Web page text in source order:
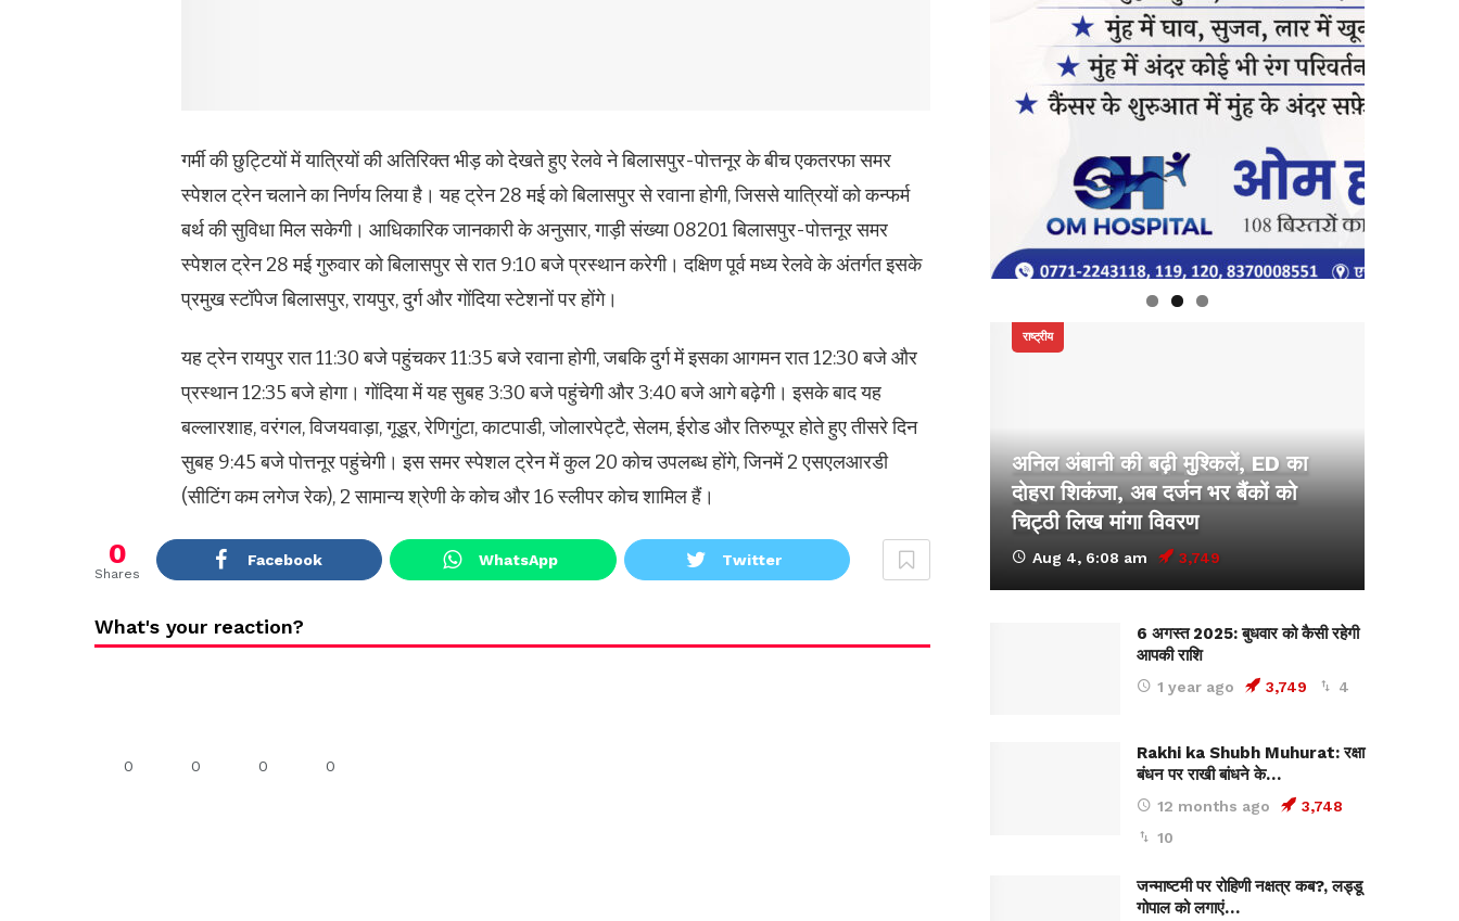
गर्मी की छुट्टियों में यात्रियों की अतिरिक्त भीड़ को देखते हुए रेलवे ने बिलासपुर-पोत्तनूर के बीच एकतरफा समर
स्पेशल ट्रेन चलाने का निर्णय लिया है। यह ट्रेन 28 मई को बिलासपुर से रवाना होगी, जिससे यात्रियों को कन्फर्म
बर्थ की सुविधा मिल सकेगी। आधिकारिक जानकारी के अनुसार, गाड़ी संख्या 08201 बिलासपुर-पोत्तनूर समर
स्पेशल ट्रेन 28 मई गुरुवार को बिलासपुर से रात 9:10 बजे प्रस्थान करेगी। दक्षिण पूर्व मध्य रेलवे के अंतर्गत इसके
प्रमुख स्टॉपेज बिलासपुर, रायपुर, दुर्ग और गोंदिया स्टेशनों पर होंगे।
यह ट्रेन रायपुर रात 11:30 बजे पहुंचकर 11:35 बजे रवाना होगी, जबकि दुर्ग में इसका आगमन रात 12:30 बजे और
प्रस्थान 12:35 बजे होगा। गोंदिया में यह सुबह 3:30 बजे पहुंचेगी और 3:40 बजे आगे बढ़ेगी। इसके बाद यह
बल्लारशाह, वरंगल, विजयवाड़ा, गूडूर, रेणिगुंटा, काटपाडी, जोलारपेट्टै, सेलम, ईरोड और तिरुप्पूर होते हुए तीसरे दिन
सुबह 9:45 बजे पोत्तनूर पहुंचेगी। इस समर स्पेशल ट्रेन में कुल 20 कोच उपलब्ध होंगे, जिनमें 2 एसएलआरडी
(सीटिंग कम लगेज रेक), 2 सामान्य श्रेणी के कोच और 16 स्लीपर कोच शामिल हैं।
0
Shares
Facebook WhatsApp Twitter
What's your reaction?
0 0 0 0
राष्ट्रीय
अनिल अंबानी की बढ़ी मुश्किलें, ED का
दोहरा शिकंजा, अब दर्जन भर बैंकों को
चिट्ठी लिख मांगा विवरण
Aug 4, 6:08 am 3,749
6 अगस्त 2025: बुधवार को कैसी रहेगी
आपकी राशि
1 year ago 3,749 4
Rakhi ka Shubh Muhurat: रक्षा
बंधन पर राखी बांधने के…
12 months ago
3,748
10
जन्माष्टमी पर रोहिणी नक्षत्र कब?, लड्डू
गोपाल को लगाएं…